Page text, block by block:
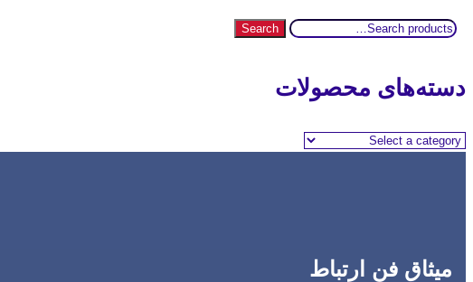
Search
Search
دسته‌های محصولات
میثاق فن ارتباط